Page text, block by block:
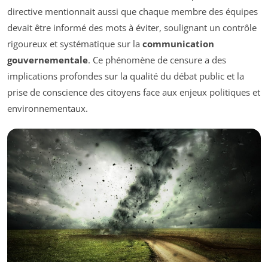
directive mentionnait aussi que chaque membre des équipes
devait être informé des mots à éviter, soulignant un contrôle
rigoureux et systématique sur la communication
gouvernementale. Ce phénomène de censure a des
implications profondes sur la qualité du débat public et la
prise de conscience des citoyens face aux enjeux politiques et
environnementaux.